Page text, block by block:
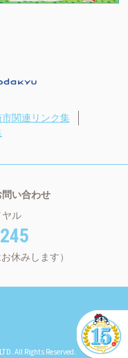
市関連リンク集
問い合わせ
ヤル
休みします）
All Rights Reserved.